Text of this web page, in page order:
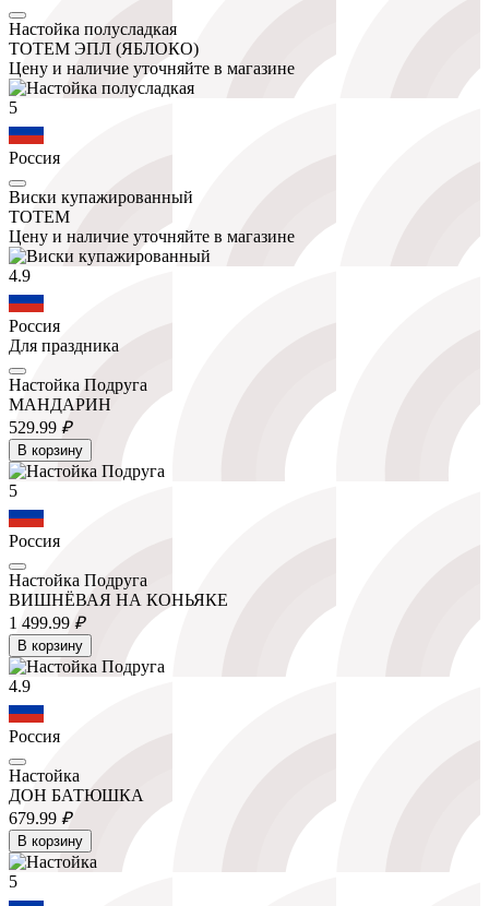
Настойка полусладкая
ТОТЕМ ЭПЛ (ЯБЛОКО)
Цену и наличие уточняйте в магазине
5
Россия
Виски купажированный
ТОТЕМ
Цену и наличие уточняйте в магазине
4.9
Россия
Для праздника
Настойка Подруга
МАНДАРИН
529.99 ₽
В корзину
5
Россия
Настойка Подруга
ВИШНЁВАЯ НА КОНЬЯКЕ
1 499.99 ₽
В корзину
4.9
Россия
Настойка
ДОН БАТЮШКА
679.99 ₽
В корзину
5